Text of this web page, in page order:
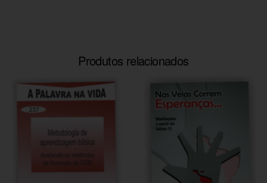
Produtos relacionados